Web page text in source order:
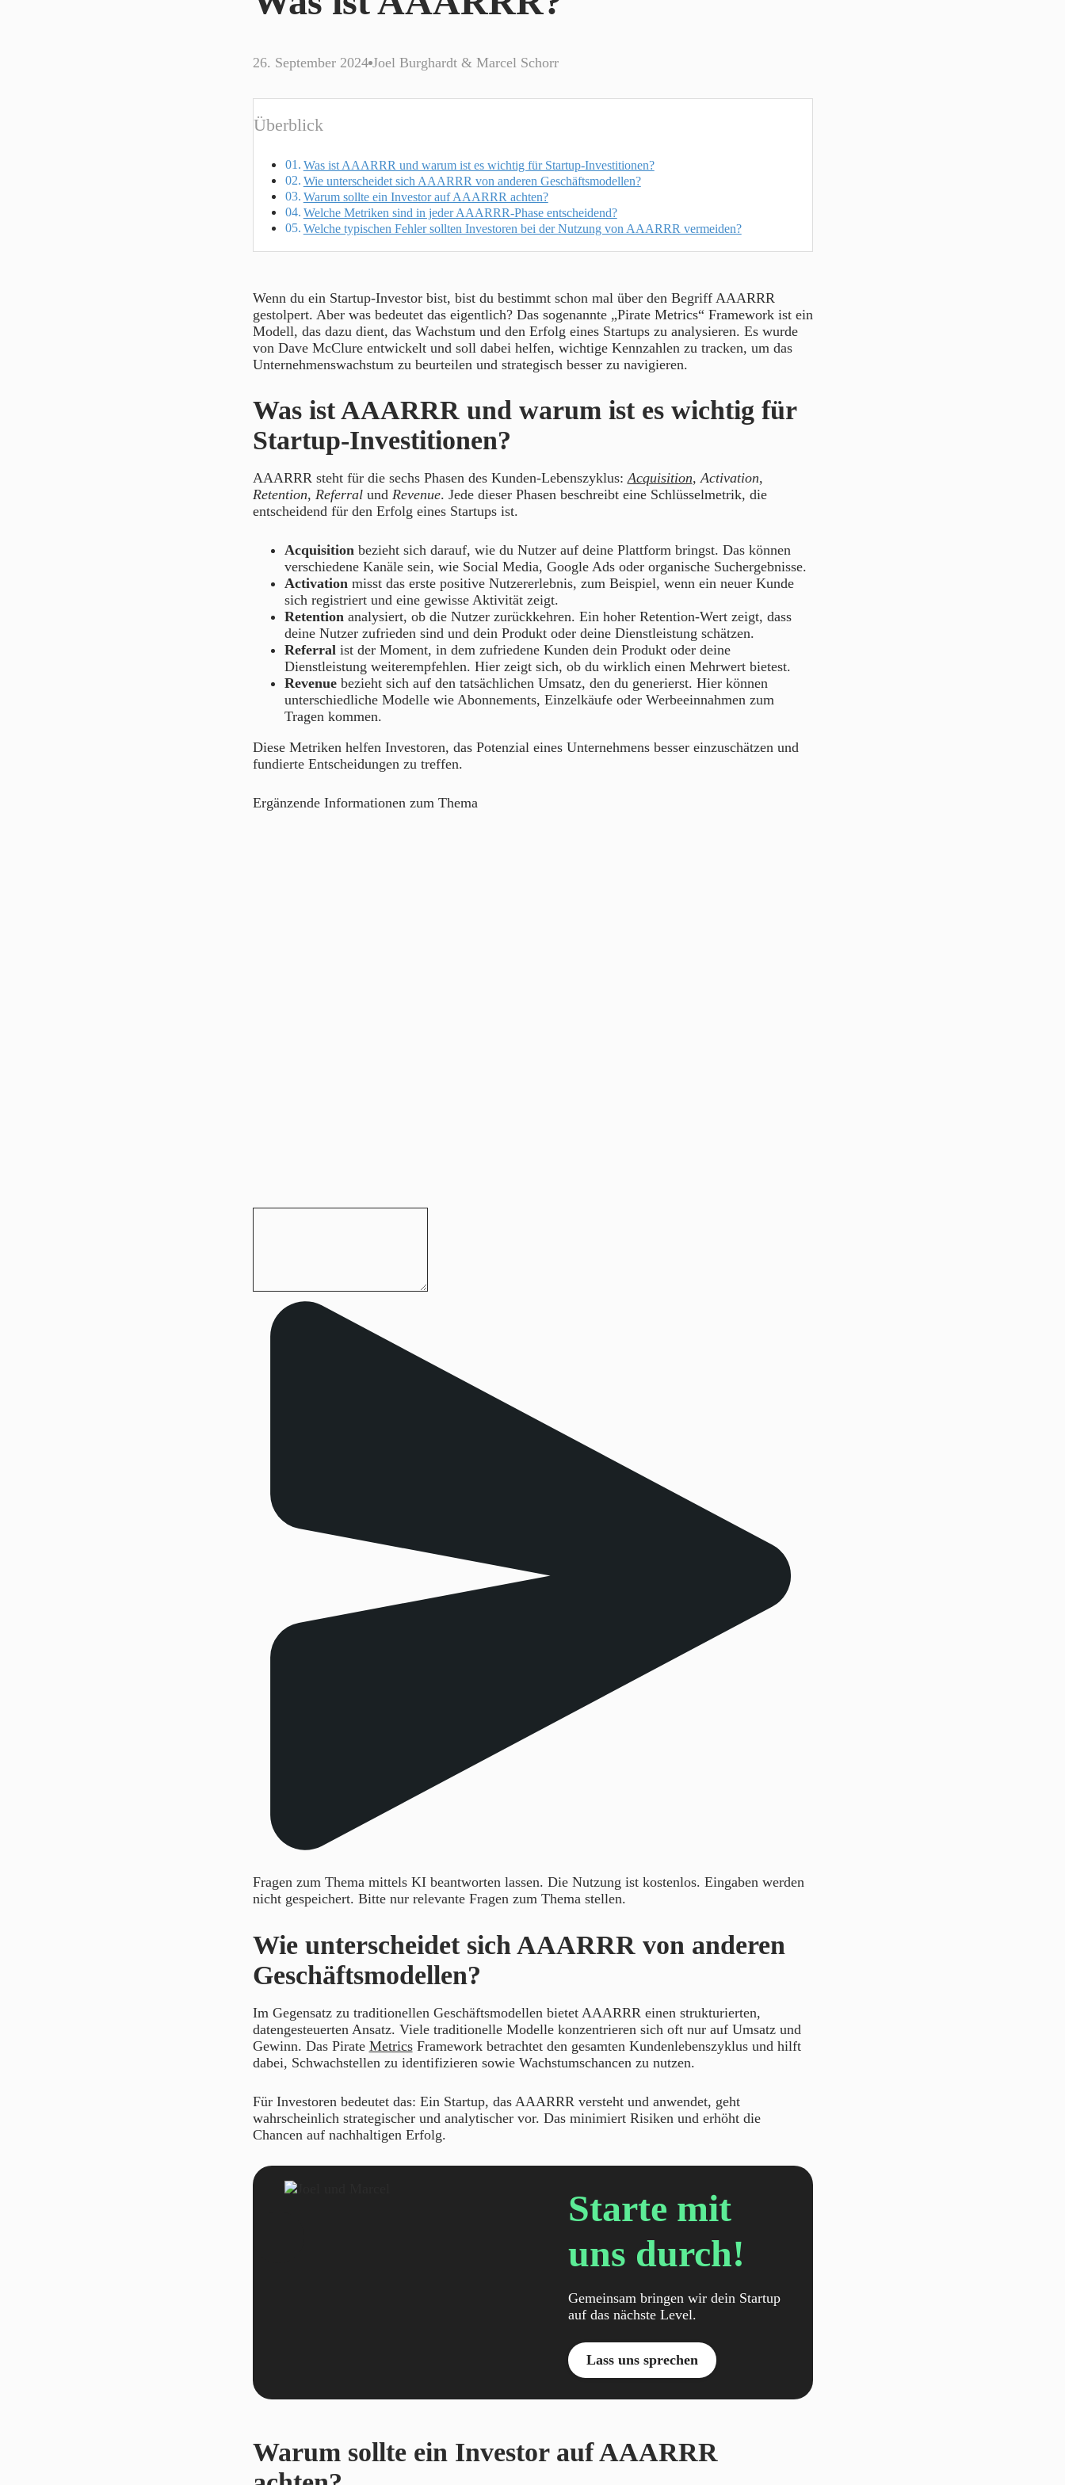
26. September 2024 Joel Burghardt & Marcel Schorr
Überblick
Was ist AAARRR und warum ist es wichtig für Startup-Investitionen?
Wie unterscheidet sich AAARRR von anderen Geschäftsmodellen?
Warum sollte ein Investor auf AAARRR achten?
Welche Metriken sind in jeder AAARRR-Phase entscheidend?
Welche typischen Fehler sollten Investoren bei der Nutzung von AAARRR vermeiden?
Wenn du ein Startup-Investor bist, bist du bestimmt schon mal über den Begriff AAARRR
gestolpert. Aber was bedeutet das eigentlich? Das sogenannte „Pirate Metrics“ Framework ist ein
Modell, das dazu dient, das Wachstum und den Erfolg eines Startups zu analysieren. Es wurde
von Dave McClure entwickelt und soll dabei helfen, wichtige Kennzahlen zu tracken, um das
Unternehmenswachstum zu beurteilen und strategisch besser zu navigieren.
Was ist AAARRR und warum ist es wichtig für
Startup-Investitionen?
AAARRR steht für die sechs Phasen des Kunden-Lebenszyklus:Acquisition,Activation,
Retention, Referralund Revenue. Jede dieser Phasen beschreibt eine Schlüsselmetrik, die
entscheidend für den Erfolg eines Startups ist.
Acquisitionbezieht sich darauf, wie du Nutzer auf deine Plattform bringst. Das können
verschiedene Kanäle sein, wie Social Media, Google Ads oder organische Suchergebnisse.
Activationmisst das erste positive Nutzererlebnis, zum Beispiel, wenn ein neuer Kunde
sich registriert und eine gewisse Aktivität zeigt.
Retentionanalysiert, ob die Nutzer zurückkehren. Ein hoher Retention-Wert zeigt, dass
deine Nutzer zufrieden sind und dein Produkt oder deine Dienstleistung schätzen.
Referralist der Moment, in dem zufriedene Kunden dein Produkt oder deine
Dienstleistung weiterempfehlen. Hier zeigt sich, ob du wirklich einen Mehrwert bietest.
Revenuebezieht sich auf den tatsächlichen Umsatz, den du generierst. Hier können
unterschiedliche Modelle wie Abonnements, Einzelkäufe oder Werbeeinnahmen zum
Tragen kommen.
Diese Metriken helfen Investoren, das Potenzial eines Unternehmens besser einzuschätzen und
fundierte Entscheidungen zu treffen.
Ergänzende Informationen zum Thema
Fragen zum Thema mittels KI beantworten lassen. Die Nutzung ist kostenlos. Eingaben werden
nicht gespeichert. Bitte nur relevante Fragen zum Thema stellen.
Wie unterscheidet sich AAARRR von anderen
Geschäftsmodellen?
Im Gegensatz zu traditionellen Geschäftsmodellen bietet AAARRR einen strukturierten,
datengesteuerten Ansatz. Viele traditionelle Modelle konzentrieren sich oft nur auf Umsatz und
Gewinn. Das Pirate MetricsFramework betrachtet den gesamten Kundenlebenszyklus und hilft
dabei, Schwachstellen zu identifizieren sowie Wachstumschancen zu nutzen.
Für Investoren bedeutet das: Ein Startup, das AAARRR versteht und anwendet, geht
wahrscheinlich strategischer und analytischer vor. Das minimiert Risiken und erhöht die
Chancen auf nachhaltigen Erfolg.
Starte mit
uns durch!
Gemeinsam bringen wir dein Startup
auf das nächste Level.
Lass uns sprechen
Warum sollte ein Investor auf AAARRR